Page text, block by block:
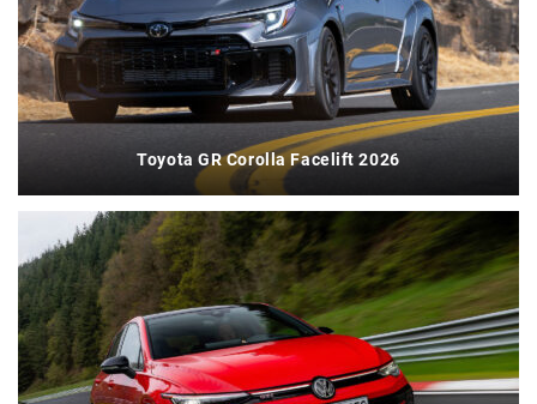
Toyota GR Corolla Facelift 2026